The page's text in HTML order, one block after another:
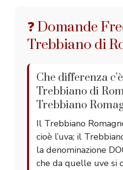
❓ Domande
Trebbiano di
Che differenza
Trebbiano di
Trebbiano
Il Trebbiano
cioè l’uva; il
la denominazione
che da quelle uve si